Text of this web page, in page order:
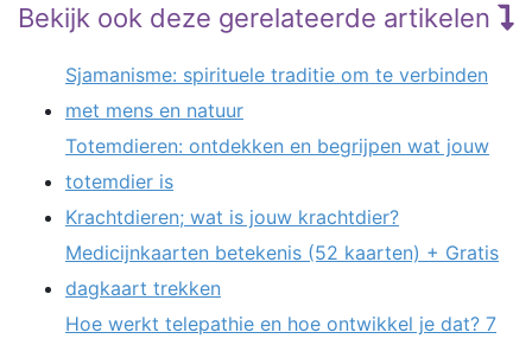
Bekijk ook deze gerelateerde artikelen
Sjamanisme: spirituele traditie om te verbinden
met mens en natuur
Totemdieren: ontdekken en begrijpen wat jouw
totemdier is
Krachtdieren; wat is jouw krachtdier?
Medicijnkaarten betekenis (52 kaarten) + Gratis
dagkaart trekken
Hoe werkt telepathie en hoe ontwikkel je dat? 7